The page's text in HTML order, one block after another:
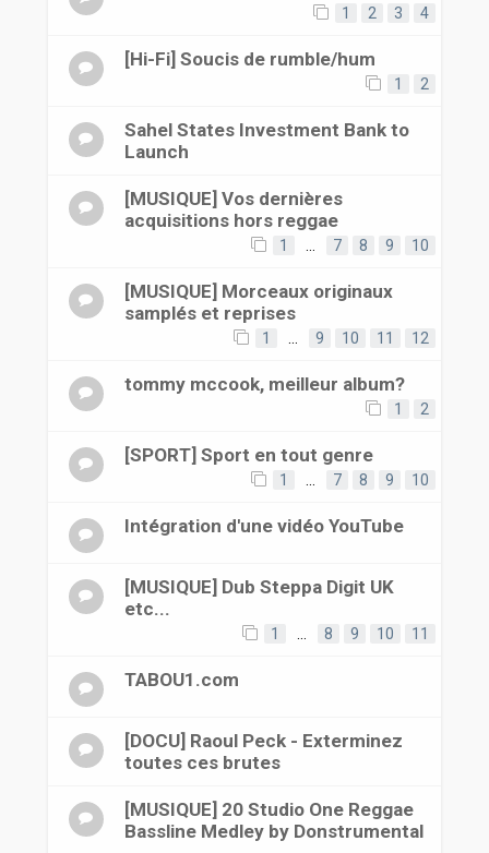
1 2 3 4
[Hi-Fi] Soucis de rumble/hum
1 2
Sahel States Investment Bank to
Launch
[MUSIQUE] Vos dernières
acquisitions hors reggae
1 7 8 9 10
[MUSIQUE] Morceaux originaux
samplés et reprises
1 9 10 11 12
tommy mccook, meilleur album?
1 2
[SPORT] Sport en tout genre
1 7 8 9 10
Intégration d'une vidéo YouTube
[MUSIQUE] Dub Steppa Digit UK
etc...
1 8 9 10 11
TABOU1.com
[DOCU] Raoul Peck - Exterminez
toutes ces brutes
[MUSIQUE] 20 Studio One Reggae
Bassline Medley by Donstrumental